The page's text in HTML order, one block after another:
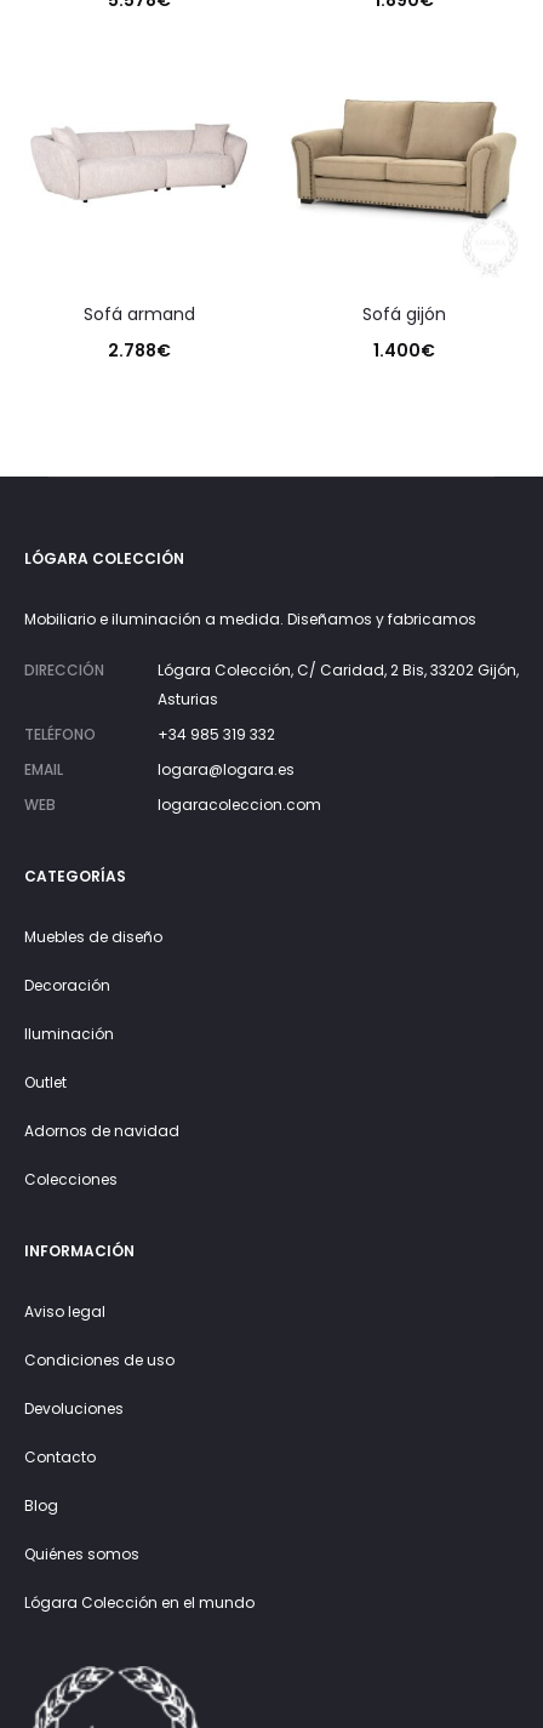
sofá armand
2.788€
sofá gijón
1.400€
LÓGARA COLECCIÓN
Mobiliario e iluminación a medida. Diseñamos y fabricamos
DIRECCIÓN
Lógara Colección, C/ Caridad, 2 Bis, 33202 Gijón,
Asturias
TELÉFONO
+34 985 319 332
EMAIL
logara@logara.es
WEB
logaracoleccion.com
CATEGORÍAS
Muebles de diseño
Decoración
Iluminación
Outlet
Adornos de navidad
Colecciones
INFORMACIÓN
Aviso legal
Condiciones de uso
Devoluciones
Contacto
Blog
Quiénes somos
Lógara Colección en el mundo